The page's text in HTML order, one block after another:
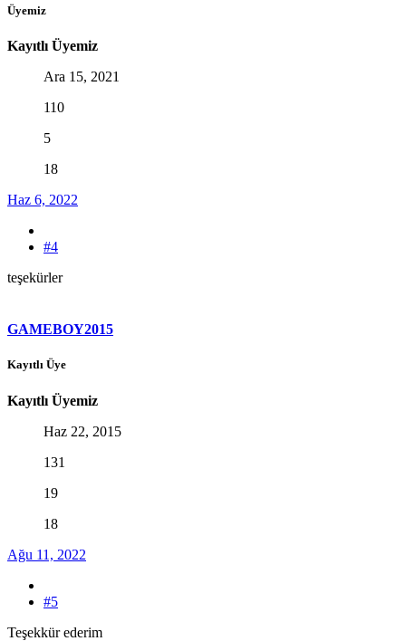
Üyemiz
Kayıtlı Üyemiz
Ara 15, 2021
110
5
18
Haz 6, 2022
#4
teşekürler
GAMEBOY2015
Kayıtlı Üye
Kayıtlı Üyemiz
Haz 22, 2015
131
19
18
Ağu 11, 2022
#5
Teşekkür ederim